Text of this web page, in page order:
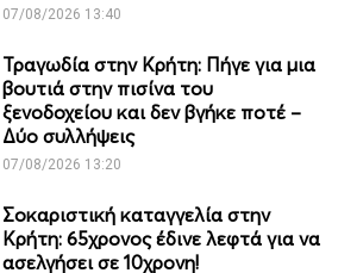
07/08/2026 13:40
Τραγωδία στην Κρήτη: Πήγε για μια
βουτιά στην πισίνα του
ξενοδοχείου και δεν βγήκε ποτέ –
Δύο συλλήψεις
07/08/2026 13:20
Σοκαριστική καταγγελία στην
Κρήτη: 65χρονος έδινε λεφτά για να
ασελγήσει σε 10χρονη!